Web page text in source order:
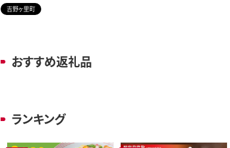
吉野ヶ里町
おすすめ返礼品
ランキング